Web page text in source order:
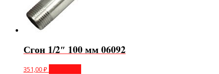
Сгон 1/2″ 100 мм 06092
351,00₽